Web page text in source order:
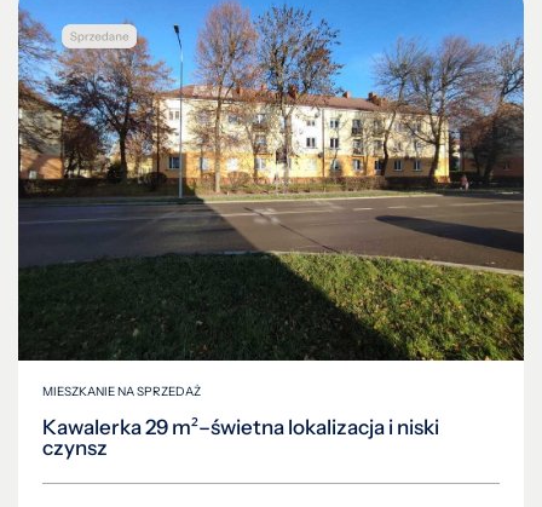
MIESZKANIE NA SPRZEDAŻ
Kawalerka 29 m²–świetna lokalizacja i niski
czynsz